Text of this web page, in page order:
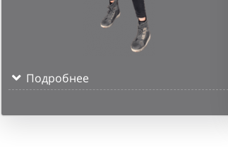
Подробнее